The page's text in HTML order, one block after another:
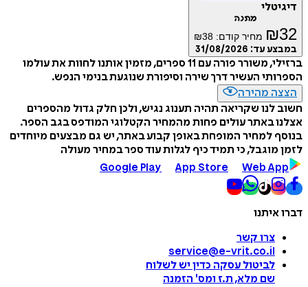
דיגיטלי
מתנה
₪32 מחיר קודם: ₪38
במבצע עד: 31/08/2026
ברזילי, משורר פורה עם 11 ספרים, מזמין אותנו לחוות את עולמו
הספרותי העשיר דרך שירה וסיפורת שנוגעת בנימי הנפש.
הצצה מהירה
חשוב לנו שקריאה תהיה תענוג נגיש, ולכן חלק גדול מהספרים
אצלנו באתר עולים פחות מהמחיר הקטלוגי המודפס בגב הספר.
בנוסף למחיר המופחת באופן קבוע באתר, יש גם מבצעים מיוחדים
לזמן מוגבל, כי תמיד כיף לגלות עוד ספר במחיר מעולה
Google Play
App Store Web App
דברו איתנו
צרו קשר
service@e-vrit.co.il
לביטול עסקה כדין יש לשלוח
שם מלא, ת.ז ומס' הזמנה